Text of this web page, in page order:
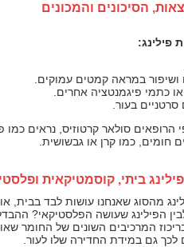
הסיכונים והמכונים
פילינג:
ושיפור במראה קמטים עמוקים.
כתמי פיגמנטציה אחרים.
בעור.
הרופאים סולאר קרטוזיס, נראים כמו
חומים, כמו קרן או גבשושית.
ביתי, קוסמטיקאית ו
מהסוג שאנחנו עושות לבד בבית,
הפילינג שעושה הפלסטיקאי?
המרכיבים השונים של החומר
גם במידת החדירה שלו לעור.